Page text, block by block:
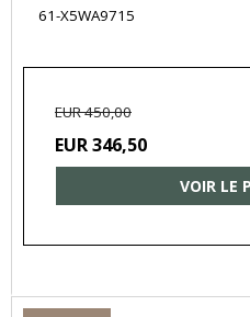
61-X5WA9715
EUR 450,00
EUR 346,50
VOIR LE